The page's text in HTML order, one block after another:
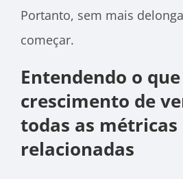
Portanto, sem mais
começar.
Entendendo o
crescimento de
todas as métricas
relacionadas